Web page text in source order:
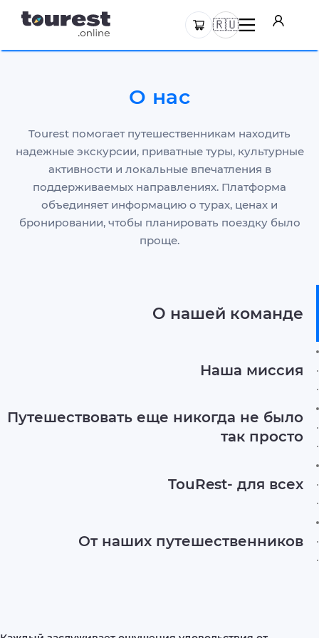
🇷🇺
О нас
Tourest помогает путешественникам находить
надежные экскурсии, приватные туры, культурные
активности и локальные впечатления в
поддерживаемых направлениях. Платформа
объединяет информацию о турах, ценах и
бронировании, чтобы планировать поездку было
проще.
О нашей команде
Наша миссия
Путешествовать еще никогда не было
так просто
TouRest- для всех
От наших путешественников